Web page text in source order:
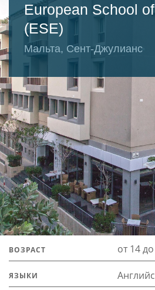
European School
(ESE)
Мальта, Сент-Джулианc
ВОЗРАСТ от 14
ЯЗЫКИ